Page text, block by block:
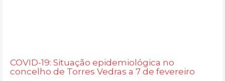
COVID-19: Situação epidemiológica no
concelho de Torres Vedras a 7 de fevereiro